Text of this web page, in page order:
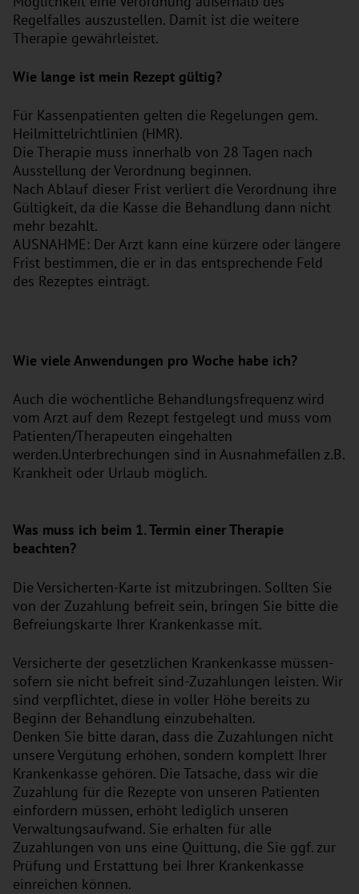
Regelfalles auszustellen. Damit ist die weitere
Therapie gewährleistet.
Wie lange ist mein Rezept gültig?
Für Kassenpatienten gelten die Regelungen gem.
Heilmittelrichtlinien (HMR).
Die Therapie muss innerhalb von 28 Tagen nach
Ausstellung der Verordnung beginnen.
Nach Ablauf dieser Frist verliert die Verordnung ihre
Gültigkeit, da die Kasse die Behandlung dann nicht
mehr bezahlt.
AUSNAHME: Der Arzt kann eine kürzere oder längere
Frist bestimmen, die er in das entsprechende Feld
des Rezeptes einträgt.
Wie viele Anwendungen pro Woche habe ich?
Auch die wöchentliche Behandlungsfrequenz wird
vom Arzt auf dem Rezept festgelegt und muss vom
Patienten/Therapeuten eingehalten
werden.Unterbrechungen sind in Ausnahmefällen z.B.
Krankheit oder Urlaub möglich.
Was muss ich beim 1. Termin einer Therapie
beachten?
Die Versicherten-Karte ist mitzubringen. Sollten Sie
von der Zuzahlung befreit sein, bringen Sie bitte die
Befreiungskarte Ihrer Krankenkasse mit.
Versicherte der gesetzlichen Krankenkasse müssen-
sofern sie nicht befreit sind-Zuzahlungen leisten. Wir
sind verpflichtet, diese in voller Höhe bereits zu
Beginn der Behandlung einzubehalten.
Denken Sie bitte daran, dass die Zuzahlungen nicht
unsere Vergütung erhöhen, sondern komplett Ihrer
Krankenkasse gehören. Die Tatsache, dass wir die
Zuzahlung für die Rezepte von unseren Patienten
einfordern müssen, erhöht lediglich unseren
Verwaltungsaufwand. Sie erhalten für alle
Zuzahlungen von uns eine Quittung, die Sie ggf. zur
Prüfung und Erstattung bei Ihrer Krankenkasse
einreichen können.